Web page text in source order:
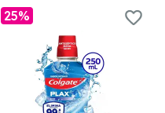
25%